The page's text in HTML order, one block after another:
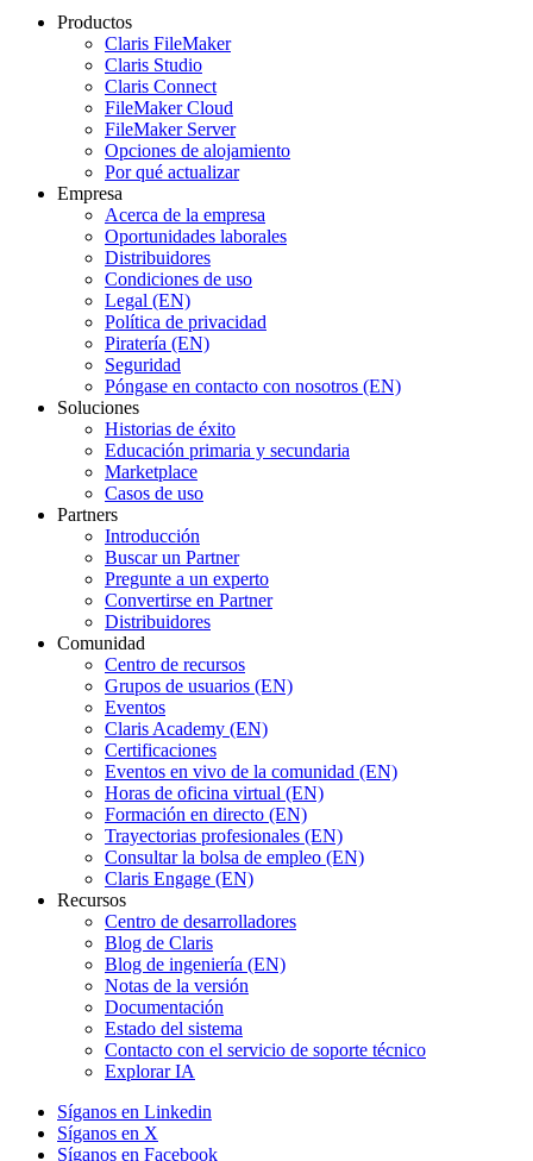
Productos
Claris FileMaker
Claris Studio
Claris Connect
FileMaker Cloud
FileMaker Server
Opciones de alojamiento
Por qué actualizar
Empresa
Acerca de la empresa
Oportunidades laborales
Distribuidores
Condiciones de uso
Legal (EN)
Política de privacidad
Piratería (EN)
Seguridad
Póngase en contacto con nosotros (EN)
Soluciones
Historias de éxito
Educación primaria y secundaria
Marketplace
Casos de uso
Partners
Introducción
Buscar un Partner
Pregunte a un experto
Convertirse en Partner
Distribuidores
Comunidad
Centro de recursos
Grupos de usuarios (EN)
Eventos
Claris Academy (EN)
Certificaciones
Eventos en vivo de la comunidad (EN)
Horas de oficina virtual (EN)
Formación en directo (EN)
Trayectorias profesionales (EN)
Consultar la bolsa de empleo (EN)
Claris Engage (EN)
Recursos
Centro de desarrolladores
Blog de Claris
Blog de ingeniería (EN)
Notas de la versión
Documentación
Estado del sistema
Contacto con el servicio de soporte técnico
Explorar IA
Síganos en Linkedin
Síganos en X
Síganos en Facebook